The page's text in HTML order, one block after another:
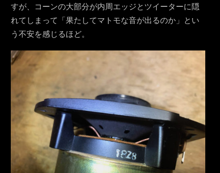
すが、コーンの大部分が内周エッジとツイーターに隠
れてしまって「果たしてマトモな音が出るのか」とい
う不安を感じるほど。